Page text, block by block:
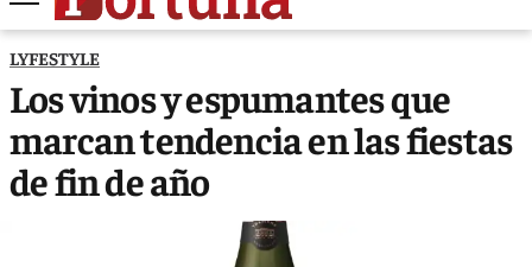
LYFESTYLE
Los vinos y espumantes que
marcan tendencia en las fiestas
de fin de año